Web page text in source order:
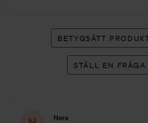
BETYGSÄTT
STÄLL EN FRÅGA
Nora